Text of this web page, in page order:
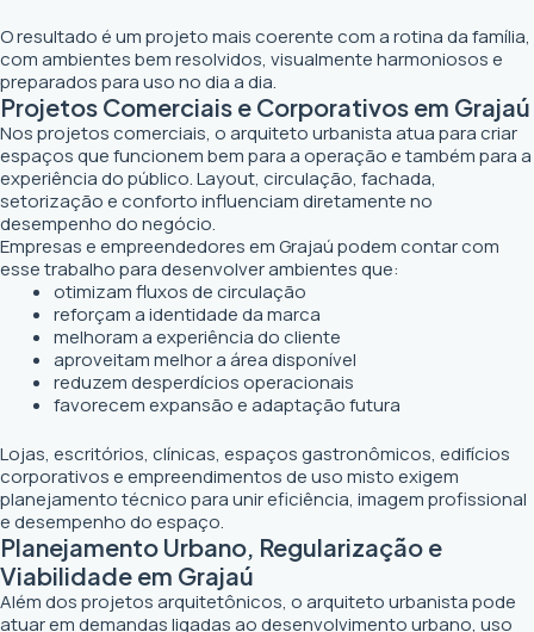
O resultado é um projeto mais coerente com a rotina da família,
com ambientes bem resolvidos, visualmente harmoniosos e
preparados para uso no dia a dia.
Projetos Comerciais e Corporativos em Grajaú
Nos projetos comerciais, o arquiteto urbanista atua para criar
espaços que funcionem bem para a operação e também para a
experiência do público. Layout, circulação, fachada,
setorização e conforto influenciam diretamente no
desempenho do negócio.
Empresas e empreendedores em Grajaú podem contar com
esse trabalho para desenvolver ambientes que:
otimizam fluxos de circulação
reforçam a identidade da marca
melhoram a experiência do cliente
aproveitam melhor a área disponível
reduzem desperdícios operacionais
favorecem expansão e adaptação futura
Lojas, escritórios, clínicas, espaços gastronômicos, edifícios
corporativos e empreendimentos de uso misto exigem
planejamento técnico para unir eficiência, imagem profissional
e desempenho do espaço.
Planejamento Urbano, Regularização e
Viabilidade em Grajaú
Além dos projetos arquitetônicos, o arquiteto urbanista pode
atuar em demandas ligadas ao desenvolvimento urbano, uso